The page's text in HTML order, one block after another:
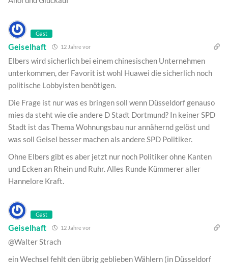
Gast
Geiselhaft 12 Jahre vor
Elbers wird sicherlich bei einem chinesischen Unternehmen
unterkommen, der Favorit ist wohl Huawei die sicherlich noch
politische Lobbyisten benötigen.
Die Frage ist nur was es bringen soll wenn Düsseldorf genauso
mies da steht wie die andere D Stadt Dortmund? In keiner SPD
Stadt ist das Thema Wohnungsbau nur annähernd gelöst und
was soll Geisel besser machen als andere SPD Politiker.
Ohne Elbers gibt es aber jetzt nur noch Politiker ohne Kanten
und Ecken an Rhein und Ruhr. Alles Runde Kümmerer aller
Hannelore Kraft.
Gast
Geiselhaft 12 Jahre vor
@Walter Strach
ein Wechsel fehlt den übrig geblieben Wählern (in Düsseldorf